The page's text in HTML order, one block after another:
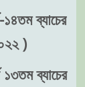
ব্যাচের
)
ব্যাচের